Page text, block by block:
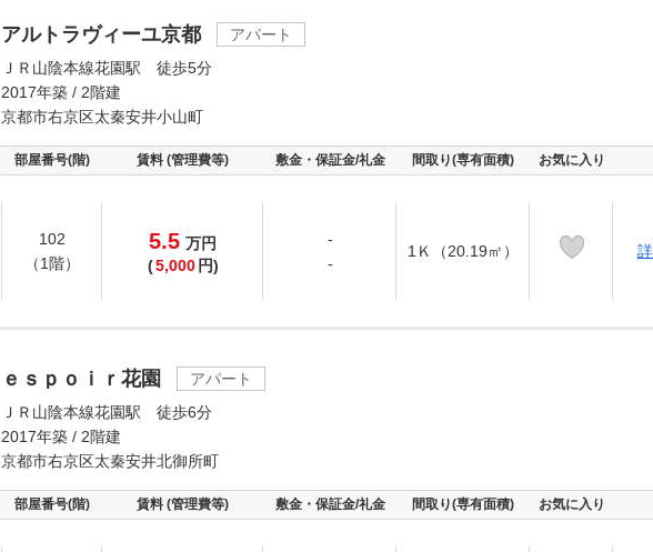
アルトラヴィーユ京都
アパート
ＪＲ山陰本線花園駅 徒歩5分
2017年築 / 2階建
京都市右京区太秦安井小山町
部屋番号(階) 賃料 (管理費等) 敷金・保証金/礼金 間取り(専有面積) お気に入り
102
（1階）
5.5 万円
(5,000 円)
-
-
1Ｋ（20.19㎡）
ｅｓｐｏｉｒ花園
アパート
ＪＲ山陰本線花園駅 徒歩6分
2017年築 / 2階建
京都市右京区太秦安井北御所町
部屋番号(階) 賃料 (管理費等) 敷金・保証金/礼金 間取り(専有面積) お気に入り